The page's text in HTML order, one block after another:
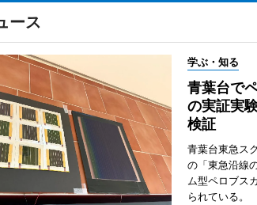
ース
学ぶ・知る
青葉台で
の実証実
検証
青葉台東急ス
の「東急沿線
ム型ペロブス
られている。